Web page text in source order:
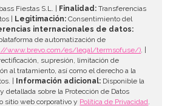
AÑADIR
Fiestas S.L. | Finalidad: Transferencias
|
Legitimación: Consentimiento del
internacionales de datos:
de automatización de
www.brevo.com/es/legal/termsofuse/). |
supresión, limitación de
al tratamiento, así como el derecho a la
|
Información adicional: Disponible la
detallada sobre la Protección de Datos
sitio web corporativo y Política de Privacidad.